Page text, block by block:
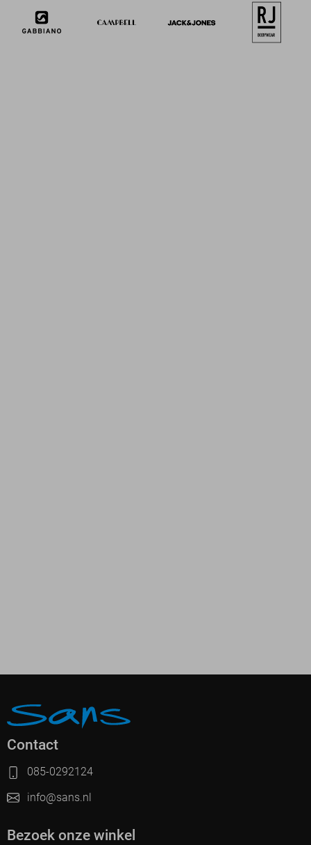
Contact
085-0292124
info@sans.nl
Bezoek onze winkel